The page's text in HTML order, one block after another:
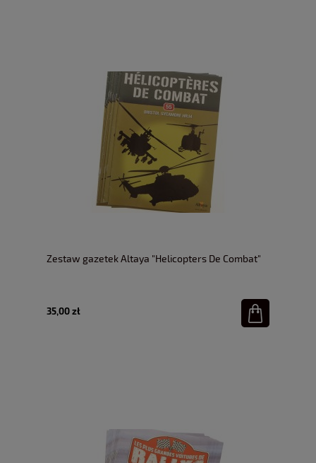
Zestaw gazetek Altaya "Helicopters De Combat"
35,00 zł